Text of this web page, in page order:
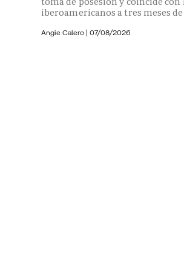
iberoamericanos a tres meses
Angie Calero | 07/08/2026